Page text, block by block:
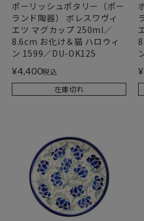
ポーリッシュポタリー（ポー
ランド陶器） ボレスワヴィ
エツ マグカップ 250ml／
8.6cm お化け＆猫 ハロウィ
ン 1599／DU-OK125
¥4,400税込
在庫切れ
¥